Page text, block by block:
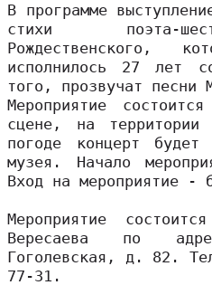
В программе
стихи поэта-
Рождественского,
исполнилось 27 лет
того, прозвучат песни
Мероприятие
сцене, на
погоде концерт
музея. Начало
Вход на мероприятие -
Мероприятие
Вересаева по
Гоголевская, д. 82.
77-31.